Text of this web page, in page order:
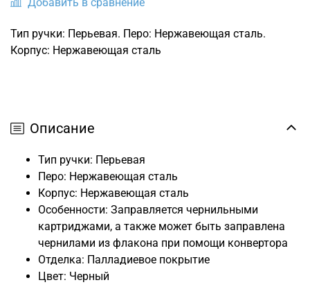
Тип ручки: Перьевая. Перо: Нержавеющая сталь.
Корпус: Нержавеющая сталь
Описание
Тип ручки: Перьевая
Перо: Нержавеющая сталь
Корпус: Нержавеющая сталь
Особенности: Заправляется чернильными
картриджами, а также может быть заправлена
чернилами из флакона при помощи конвертора
Отделка: Палладиевое покрытие
Цвет: Черный